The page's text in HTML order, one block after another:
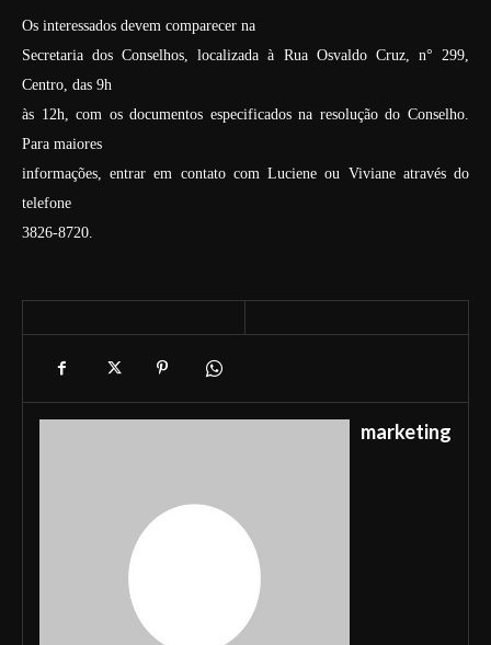
Os interessados devem comparecer na
Secretaria dos Conselhos, localizada à Rua Osvaldo Cruz, n° 299,
Centro, das 9h
às 12h, com os documentos especificados na resolução do Conselho.
Para maiores
informações, entrar em contato com Luciene ou Viviane através do
telefone
3826-8720.
marketing